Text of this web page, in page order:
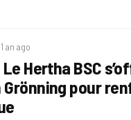
an ago
Le Hertha BSC
pour